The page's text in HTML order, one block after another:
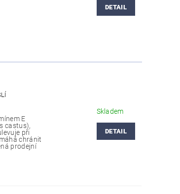
DETAIL
E
castus),
při
chránit
prodejní
Skladem
DETAIL